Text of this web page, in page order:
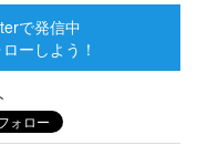
で発信中
ーしよう！